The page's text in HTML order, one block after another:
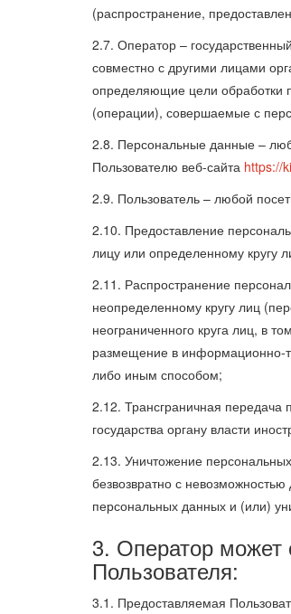
(распространение,
2.7. Оператор –
совместно с другими лицами
определяющие цели обработки
(операции), совершаемые с
2.8. Персональные данные –
Пользователю веб-сайта https://
2.9. Пользователь – любой
2.10. Предоставление
лицу или определенному кругу
2.11. Распространение
неопределенному кругу лиц
неограниченного круга лиц, в
размещение в информационно-
либо иным способом;
2.12. Трансграничная
государства органу власти
2.13. Уничтожение
безвозвратно с
персональных данных и (или)
3. Оператор
Пользователя:
3.1. Предоставляемая